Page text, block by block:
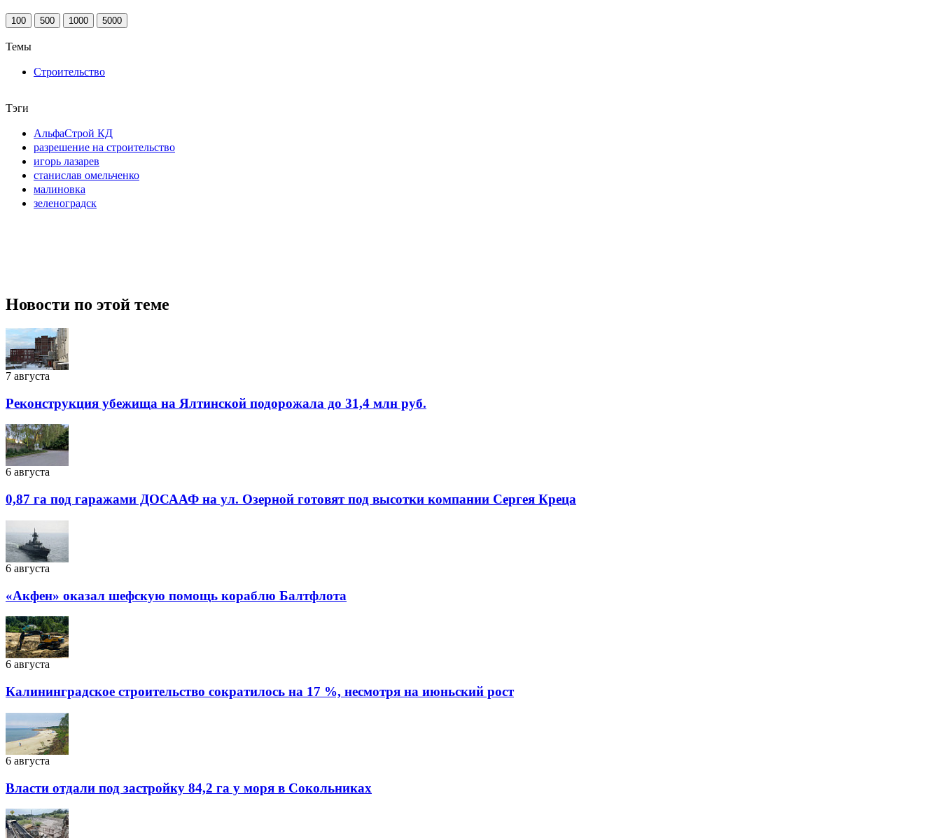
100 500 1000 5000
Темы
Строительство
Тэги
АльфаСтрой КД
разрешение на строительство
игорь лазарев
станислав омельченко
малиновка
зеленоградск
Новости по этой теме
7 августа
Реконструкция убежища на Ялтинской подорожала до 31,4 млн руб.
6 августа
0,87 га под гаражами ДОСААФ на ул. Озерной готовят под высотки компании Сергея Креца
6 августа
«Акфен» оказал шефскую помощь кораблю Балтфлота
6 августа
Калининградское строительство сократилось на 17 %, несмотря на июньский рост
6 августа
Власти отдали под застройку 84,2 га у моря в Сокольниках